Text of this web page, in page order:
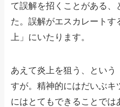
て誤解を招くことがある、
た。誤解がエスカレートす
上」にいたります。
あえて炎上を狙う、とい
すが。精神的にはだいぶキ
にはとてもできることで